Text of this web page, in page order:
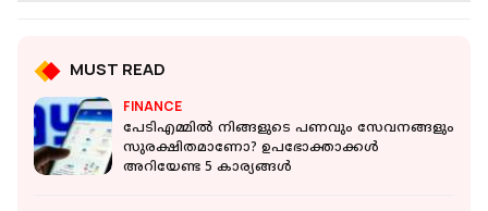
MUST READ
FINANCE
പേടിഎമ്മില്‍ നിങ്ങളുടെ പണവും സേവനങ്ങളും
സുരക്ഷിതമാണോ? ഉപഭോക്താക്കള്‍
അറിയേണ്ട 5 കാര്യങ്ങള്‍